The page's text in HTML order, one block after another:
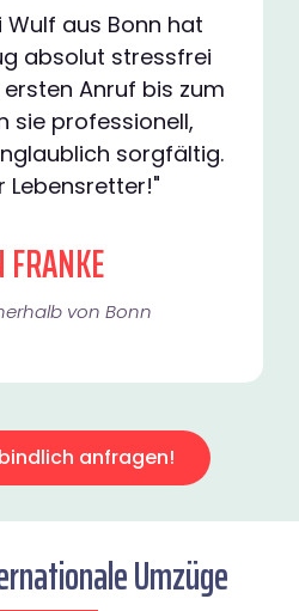
aus Bonn hat
absolut stressfrei
Anruf bis zum
sie professionell,
sorgfältig.
Lebensretter!"
FRANKE
von Bonn​
anfragen!
Umzüge